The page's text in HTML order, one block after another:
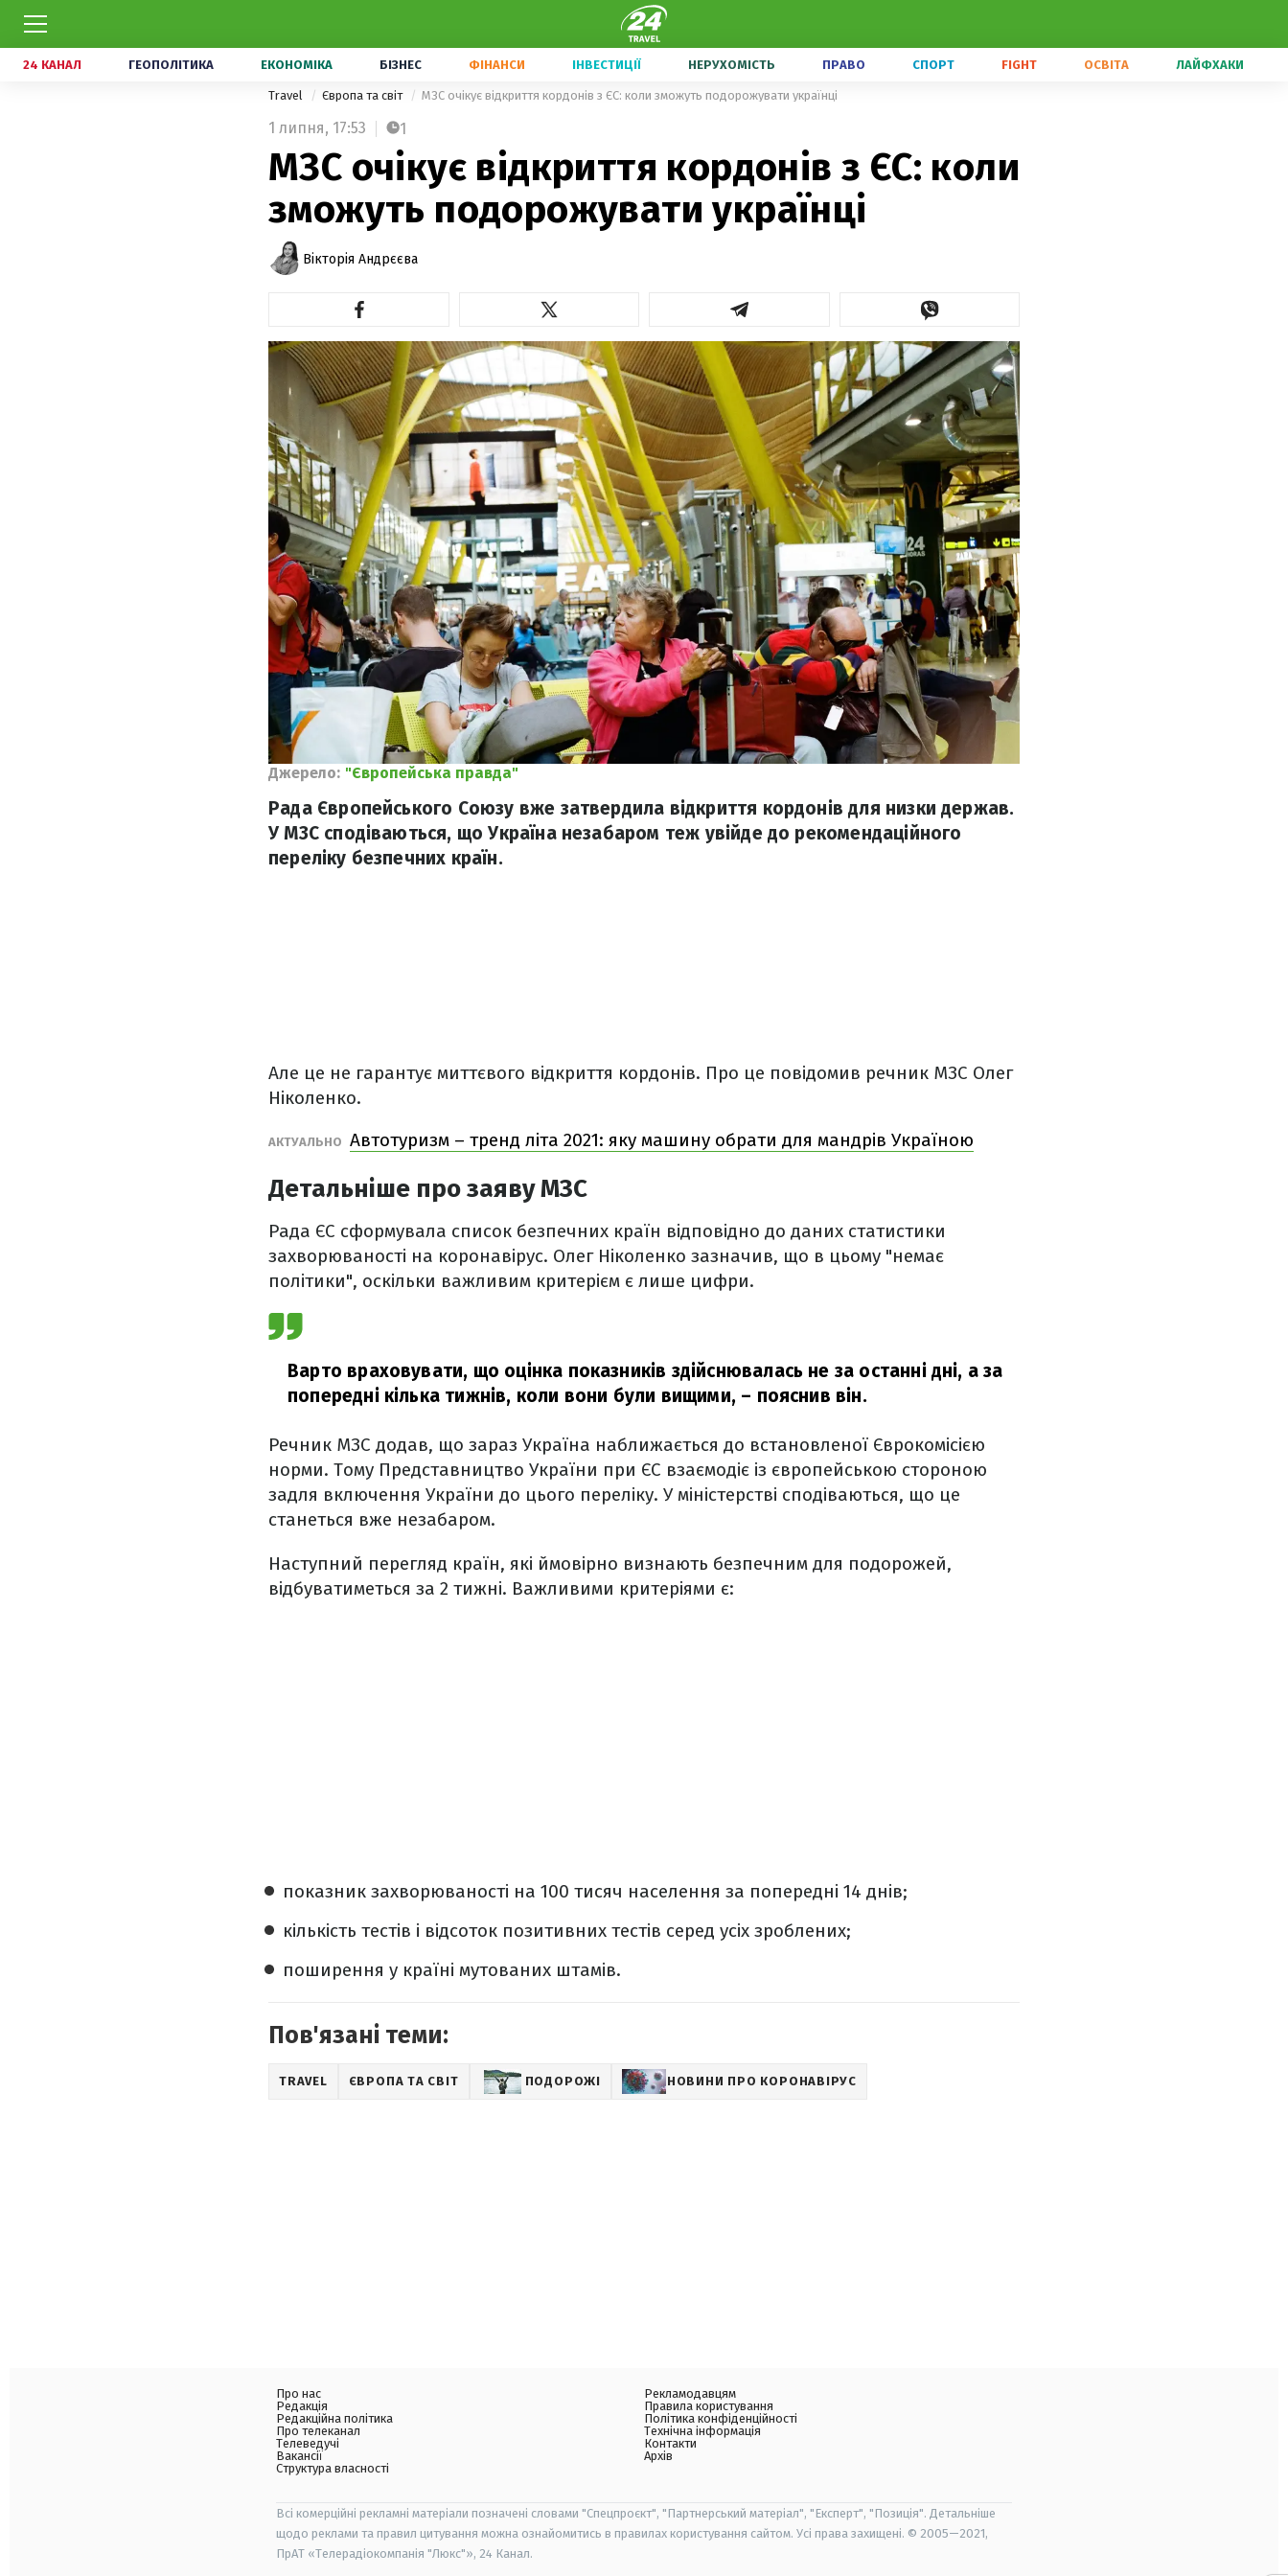
24 КАНАЛ ГЕОПОЛІТИКА ЕКОНОМІКА БІЗНЕС ФІНАНСИ ІНВЕСТИЦІЇ НЕРУХОМІСТЬ ПРАВО СПОРТ FIGHT ОСВІТА ЛАЙФХАКИ
Travel Європа та світ МЗС очікує відкриття кордонів з ЄС: коли зможуть подорожувати українці
1 липня, 17:53 1
МЗС очікує відкриття кордонів з ЄС: коли
зможуть подорожувати українці
Вікторія Андрєєва
Джерело: "Європейська правда"
Рада Європейського Союзу вже затвердила відкриття кордонів для низки держав.
У МЗС сподіваються, що Україна незабаром теж увійде до рекомендаційного
переліку безпечних країн.
Але це не гарантує миттєвого відкриття кордонів. Про це повідомив речник МЗС Олег
Ніколенко.
АКТУАЛЬНО Автотуризм – тренд літа 2021: яку машину обрати для мандрів Україною
Детальніше про заяву МЗС
Рада ЄС сформувала список безпечних країн відповідно до даних статистики
захворюваності на коронавірус. Олег Ніколенко зазначив, що в цьому "немає
політики", оскільки важливим критерієм є лише цифри.
Варто враховувати, що оцінка показників здійснювалась не за останні дні, а за
попередні кілька тижнів, коли вони були вищими, – пояснив він.
Речник МЗС додав, що зараз Україна наближається до встановленої Єврокомісією
норми. Тому Представництво України при ЄС взаємодіє із європейською стороною
задля включення України до цього переліку. У міністерстві сподіваються, що це
станеться вже незабаром.
Наступний перегляд країн, які ймовірно визнають безпечним для подорожей,
відбуватиметься за 2 тижні. Важливими критеріями є:
показник захворюваності на 100 тисяч населення за попередні 14 днів;
кількість тестів і відсоток позитивних тестів серед усіх зроблених;
поширення у країні мутованих штамів.
Пов'язані теми:
TRAVEL ЄВРОПА ТА СВІТ ПОДОРОЖІ НОВИНИ ПРО КОРОНАВІРУС
Про нас
Редакція
Редакційна політика
Про телеканал
Телеведучі
Вакансії
Структура власності
Рекламодавцям
Правила користування
Політика конфіденційності
Технічна інформація
Контакти
Архів
Всі комерційні рекламні матеріали позначені словами "Спецпроєкт", "Партнерський матеріал", "Експерт", "Позиція". Детальніше
щодо реклами та правил цитування можна ознайомитись в правилах користування сайтом. Усі права захищені. © 2005—2021,
ПрАТ «Телерадіокомпанія "Люкс"», 24 Канал.